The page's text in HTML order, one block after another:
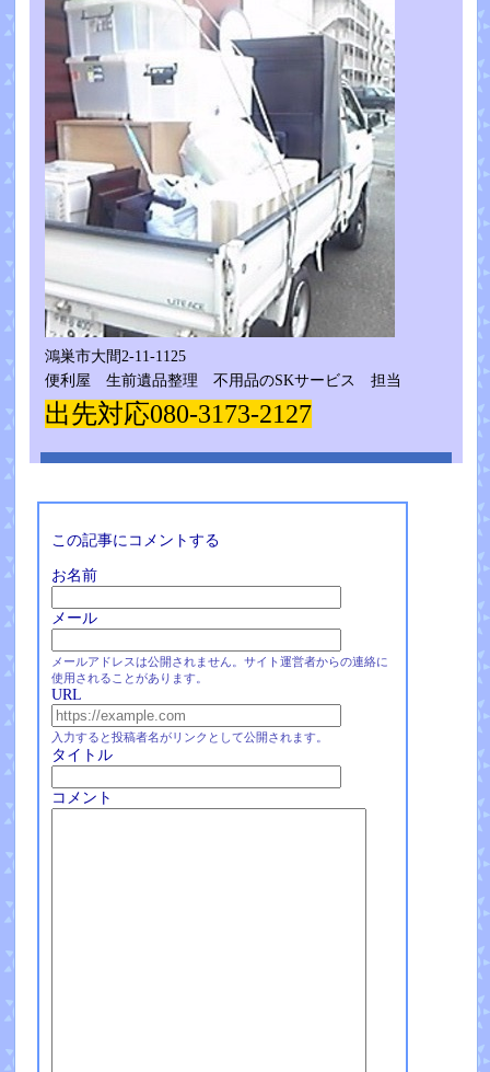
鴻巣市大間2-11-1125
便利屋 生前遺品整理 不用品のSKサービス 担当
出先対応080-3173-2127
この記事にコメントする
お名前
メール
メールアドレスは公開されません。サイト運営者からの連絡に
使用されることがあります。
URL
入力すると投稿者名がリンクとして公開されます。
タイトル
コメント